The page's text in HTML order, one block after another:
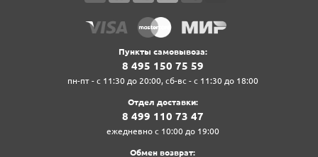
Пункты самовывоза:
8‍ 4‍9‍5‍ 1‍5‍0‍ 7‍5‍ 5‍9‍
пн-пт - с 11:30 до 20:00, сб-вс - с 11:30 до 18:00
Отдел доставки:
8‍ 4‍9‍9‍ 1‍1‍0‍ 7‍3‍ 4‍7‍
ежедневно с 10:00 до 19:00
Обмен возврат: